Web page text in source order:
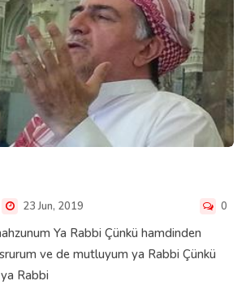
23 Jun, 2019 0
Ya Rabbi Çünkü hamdinden
ve de mutluyum ya Rabbi Çünkü
Rabbi